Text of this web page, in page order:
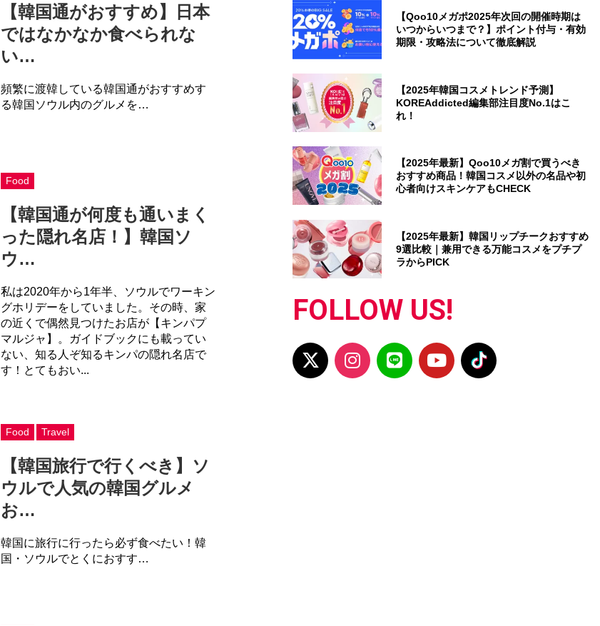
【韓国通がおすすめ】日本
ではなかなか食べられな
い…
頻繁に渡韓している韓国通がおすすめす
る韓国ソウル内のグルメを…
Food
【韓国通が何度も通いまく
った隠れ名店！】韓国ソ
ウ…
私は2020年から1年半、ソウルでワーキン
グホリデーをしていました。その時、家
の近くで偶然見つけたお店が【キンパプ
マルジャ】。ガイドブックにも載ってい
ない、知る人ぞ知るキンパの隠れ名店で
す！とてもおい...
Food Travel
【韓国旅行で行くべき】ソ
ウルで人気の韓国グルメ
お…
韓国に旅行に行ったら必ず食べたい！韓
国・ソウルでとくにおすす…
【Qoo10メガポ2025年次回の開催時期は
いつからいつまで？】ポイント付与・有効
期限・攻略法について徹底解説
【2025年韓国コスメトレンド予測】
KOREAddicted編集部注目度No.1はこ
れ！
【2025年最新】Qoo10メガ割で買うべき
おすすめ商品！韓国コスメ以外の名品や初
心者向けスキンケアもCHECK
【2025年最新】韓国リップチークおすすめ
9選比較｜兼用できる万能コスメをプチプ
ラからPICK
FOLLOW US!